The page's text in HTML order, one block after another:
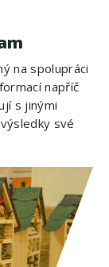
na spolupráci
napříč
s jinými
své